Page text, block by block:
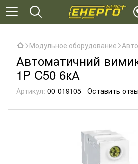
Модульное оборудование
Автоматичний
1P C50 6кА
Артикул: 00-019105 Оставить